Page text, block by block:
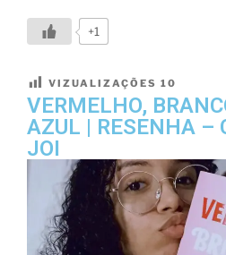
+1
VIZUALIZAÇÕES 10
VERMELHO,
AZUL | RESENHA –
JOI